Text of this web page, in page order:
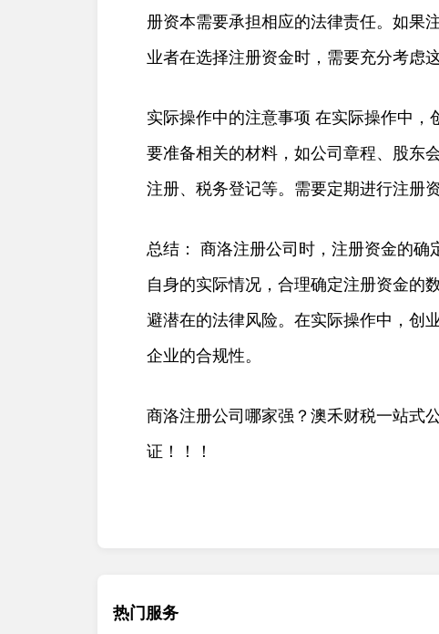
册资本需要承担相应的法律责任。如果
业者在选择注册资金时，需要充分考虑这
实际操作中的注意事项 在实际操作中
要准备相关的材料，如公司章程、股东
注册、税务登记等。需要定期进行注册
总结： 商洛注册公司时，注册资金的
自身的实际情况，合理确定注册资金的
避潜在的法律风险。在实际操作中，创
企业的合规性。
商洛注册公司哪家强？澳禾财税一站式
证！！！
热门服务